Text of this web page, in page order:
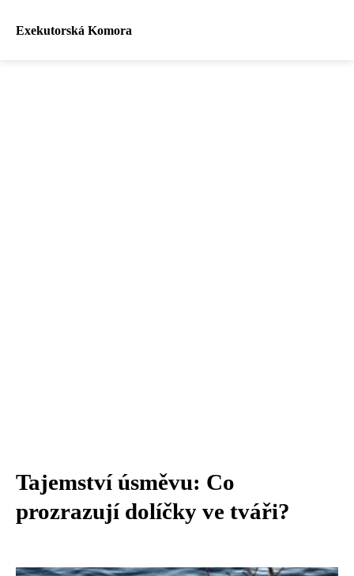
Exekutorská Komora
Tajemství úsměvu: Co
prozrazují dolíčky ve tváři?